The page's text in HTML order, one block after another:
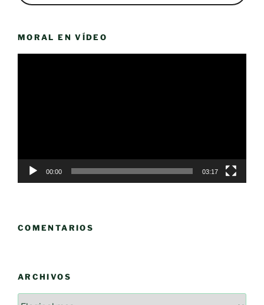
MORAL EN VÍDEO
00:00 03:17
COMENTARIOS
ARCHIVOS